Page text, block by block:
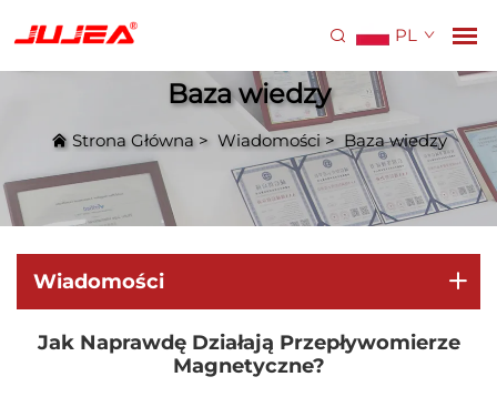
PL
Baza wiedzy
Strona Główna> Wiadomości> Baza wiedzy
Wiadomości
Jak Naprawdę Działają Przepływomierze
Magnetyczne?